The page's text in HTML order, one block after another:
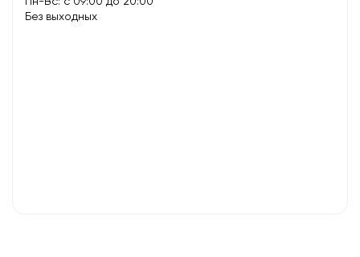
Без выходных